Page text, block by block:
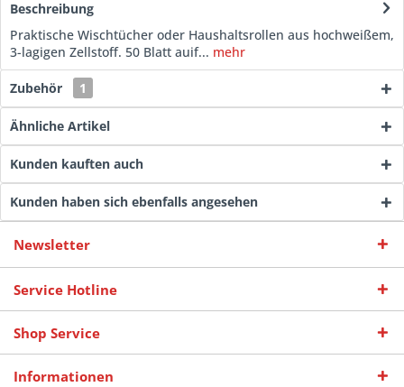
Beschreibung
Praktische Wischtücher oder Haushaltsrollen aus hochweißem,
3-lagigen Zellstoff. 50 Blatt auif... mehr
Zubehör 1
Ähnliche Artikel
Kunden kauften auch
Kunden haben sich ebenfalls angesehen
Newsletter
Service Hotline
Shop Service
Informationen